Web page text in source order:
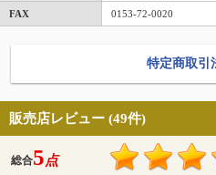
FAX 0153-72-0020
特定商取引
販売店レビュー (49件)
総合5点